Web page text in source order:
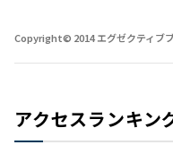
Copyright© 2014 エグゼクティブ
アクセスランキン